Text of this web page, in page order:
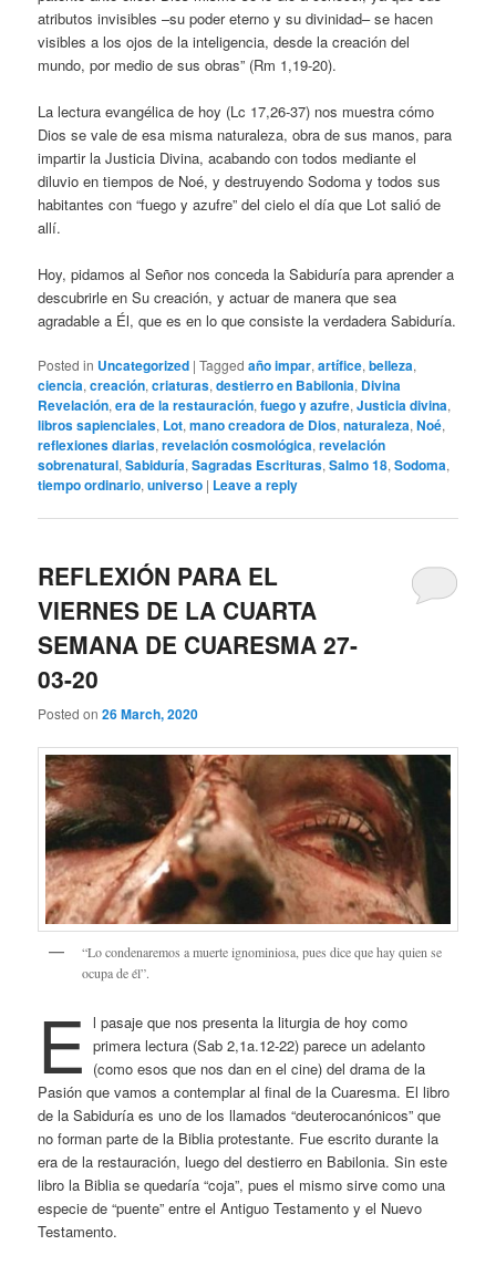
atributos invisibles –su poder eterno y su divinidad– se hacen
visibles a los ojos de la inteligencia, desde la creación del
mundo, por medio de sus obras” (Rm 1,19-20).
La lectura evangélica de hoy (Lc 17,26-37) nos muestra cómo
Dios se vale de esa misma naturaleza, obra de sus manos, para
impartir la Justicia Divina, acabando con todos mediante el
diluvio en tiempos de Noé, y destruyendo Sodoma y todos sus
habitantes con “fuego y azufre” del cielo el día que Lot salió de
allí.
Hoy, pidamos al Señor nos conceda la Sabiduría para aprender a
descubrirle en Su creación, y actuar de manera que sea
agradable a Él, que es en lo que consiste la verdadera Sabiduría.
Posted in Uncategorized |Tagged año impar,artífice,belleza,
ciencia,creación,criaturas,destierro en Babilonia, Divina
Revelación,era de la restauración,fuego y azufre,Justicia divina,
libros sapienciales, Lot,mano creadora de Dios,naturaleza,Noé,
reflexiones diarias,revelación cosmológica,revelación
sobrenatural,Sabiduría,Sagradas Escrituras,Salmo 18,Sodoma,
tiempo ordinario,universo | Leave a reply
REFLEXIÓN PARA EL
VIERNES DE LA CUARTA
SEMANA DE CUARESMA 27-
03-20
Posted on26 March, 2020
“Lo condenaremos a muerte ignominiosa, pues dice que hay quien se
ocupa de él”.
E l pasaje que nos presenta la liturgia de hoy como
primera lectura (Sab 2,1a.12-22) parece un adelanto
(como esos que nos dan en el cine) del drama de la
Pasión que vamos a contemplar al final de la Cuaresma. El libro
de la Sabiduría es uno de los llamados “deuterocanónicos” que
no forman parte de la Biblia protestante. Fue escrito durante la
era de la restauración, luego del destierro en Babilonia. Sin este
libro la Biblia se quedaría “coja”, pues el mismo sirve como una
especie de “puente” entre el Antiguo Testamento y el Nuevo
Testamento.